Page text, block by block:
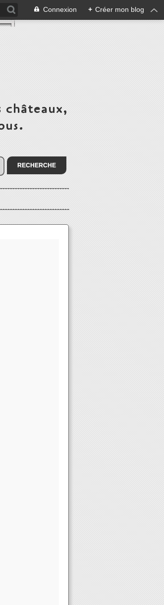
Connexion + Créer mon blog